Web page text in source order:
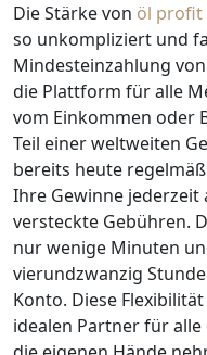
Die Stärke von öl profit
so unkompliziert und
Mindesteinzahlung
die Plattform für alle
vom Einkommen oder
Teil einer weltweiten
bereits heute
Ihre Gewinne
versteckte Gebühren.
nur wenige Minuten
vierundzwanzig
Konto. Diese
idealen Partner für